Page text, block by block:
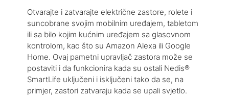
Otvarajte i zatvarajte električne zastore, rolete i
suncobrane svojim mobilnim uređajem, tabletom
ili sa bilo kojim kućnim uređajem sa glasovnom
kontrolom, kao što su Amazon Alexa ili Google
Home. Ovaj pametni upravljač zastora može se
postaviti i da funkcionira kada su ostali Nedis®
SmartLife uključeni i isključeni tako da se, na
primjer, zastori zatvaraju kada se upali svjetlo.